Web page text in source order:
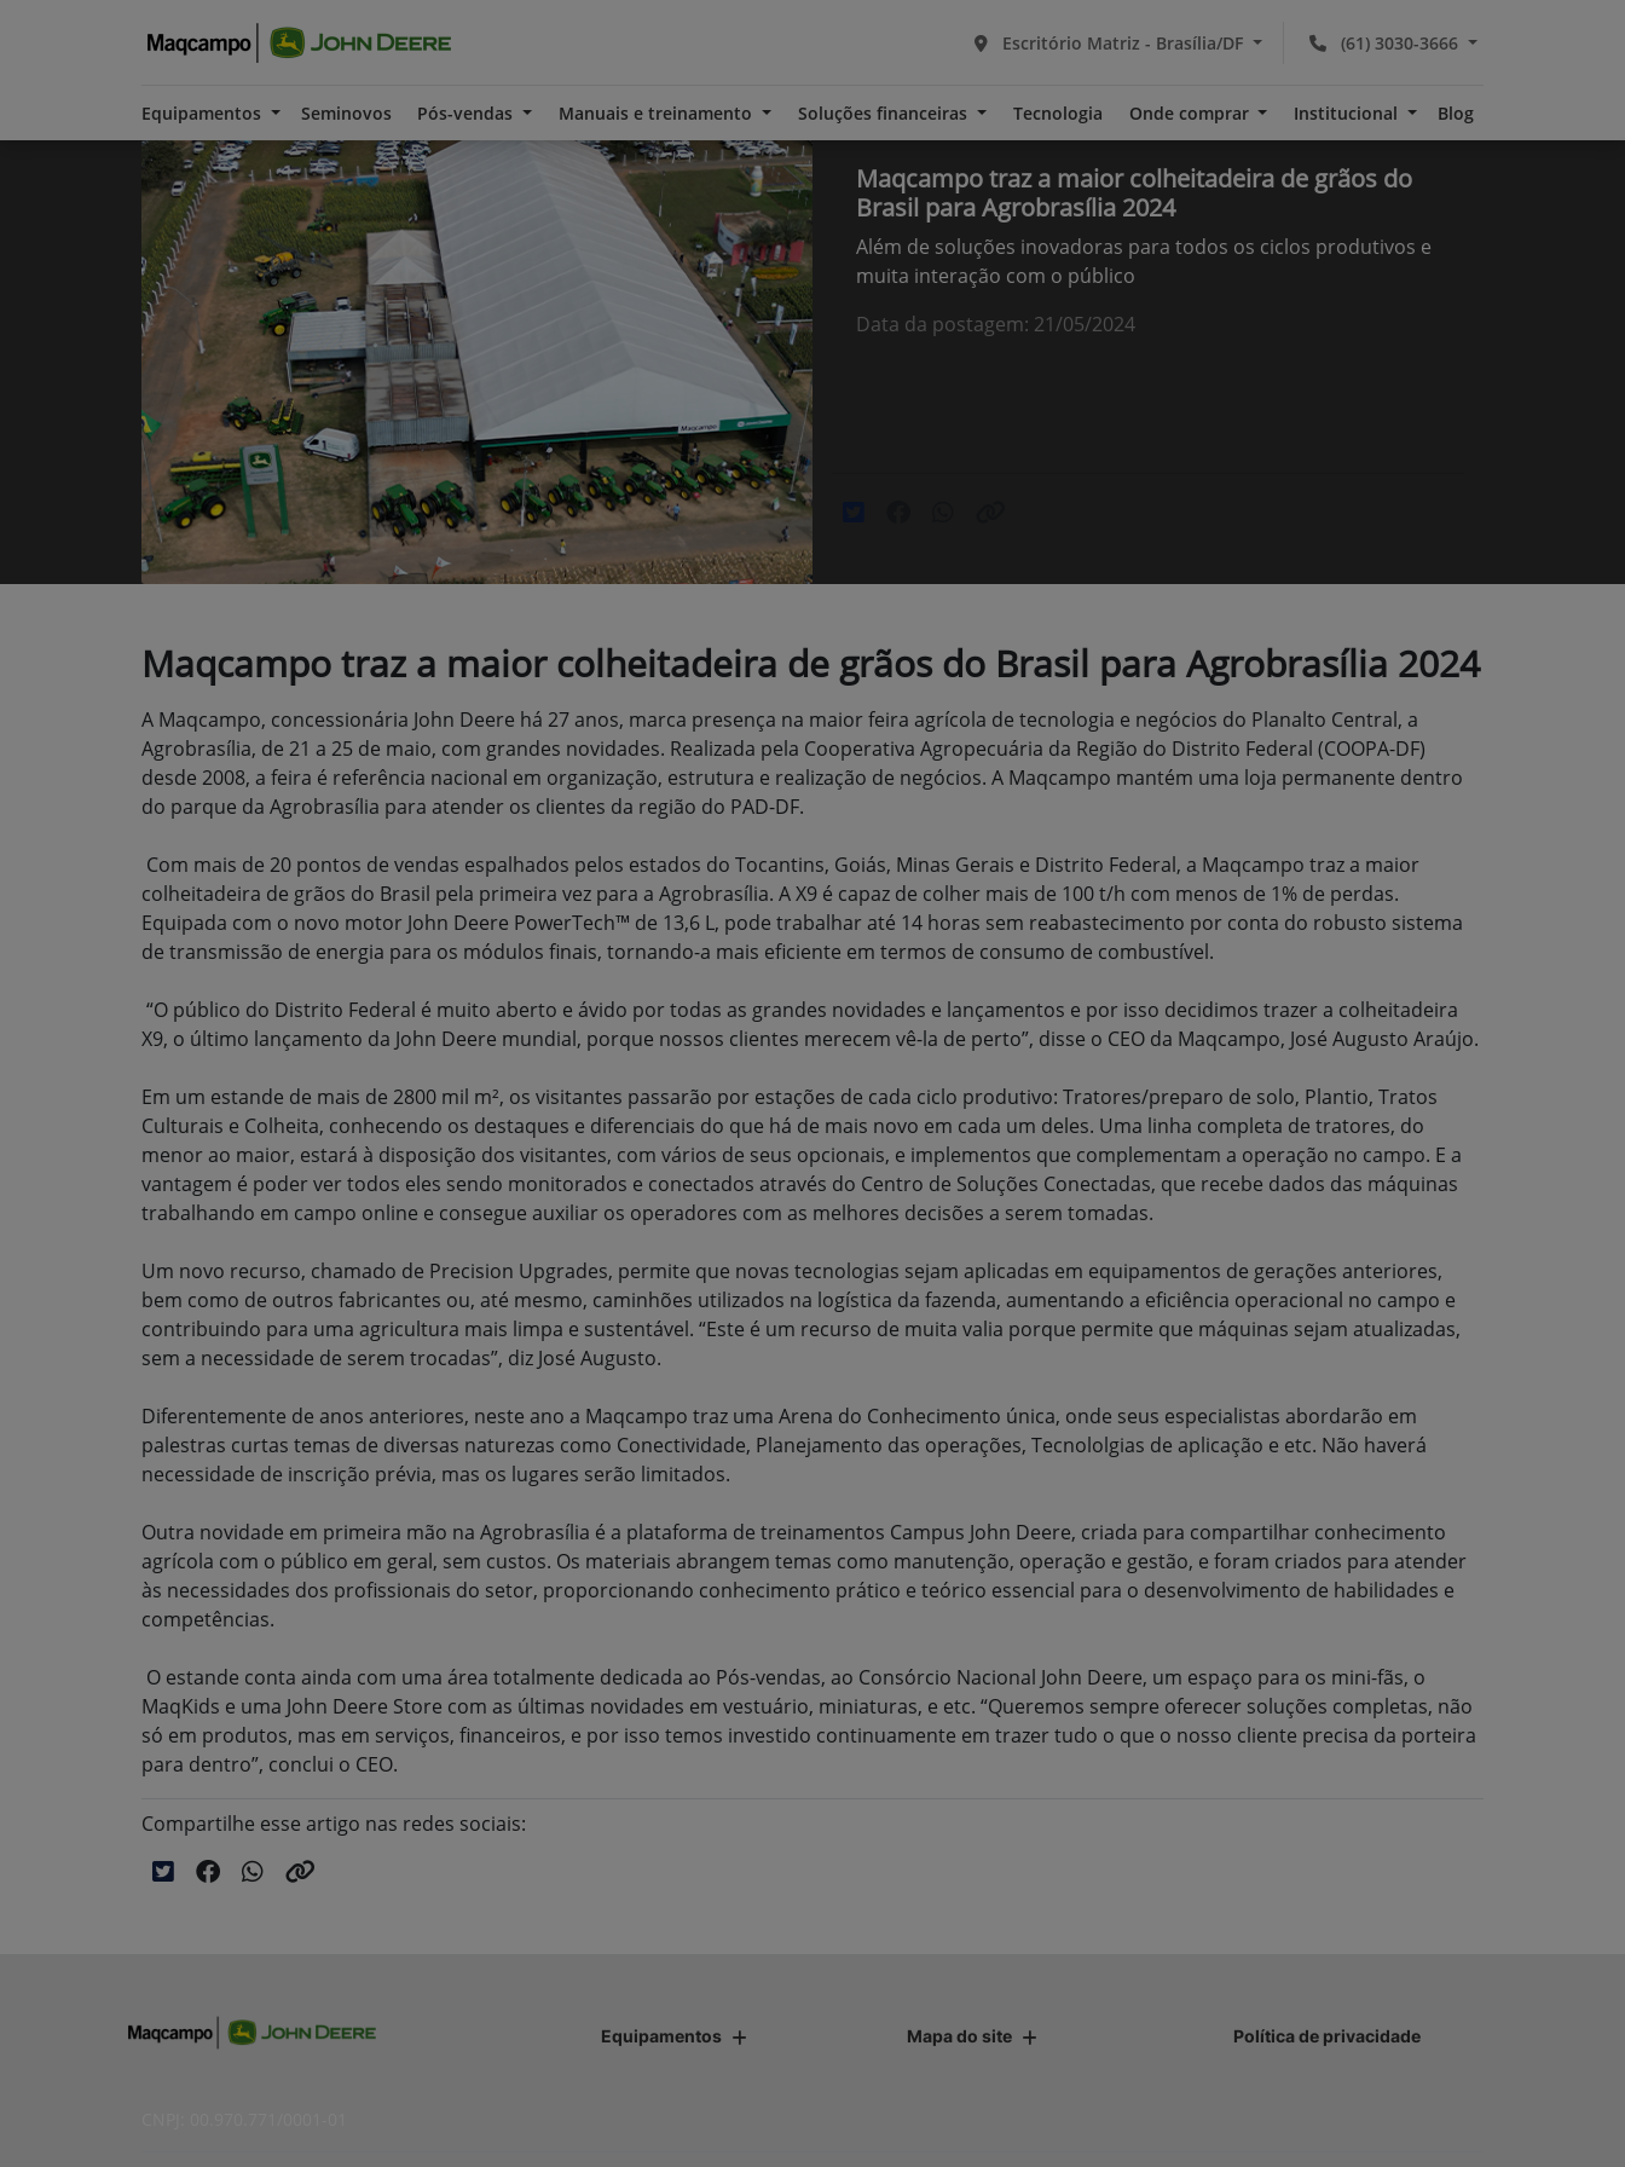
(61) 3030-3666
Escritório Matriz - Brasília/DF
Equipamentos Seminovos Pós-vendas Manuais e treinamento Soluções financeiras Tecnologia Onde comprar Institucional Blog
Maqcampo traz a maior colheitadeira de grãos do
Brasil para Agrobrasília 2024
Além de soluções inovadoras para todos os ciclos produtivos e
muita interação com o público
Data da postagem: 21/05/2024
Maqcampo traz a maior colheitadeira de grãos do Brasil para Agrobrasília 2024
A Maqcampo, concessionária John Deere há 27 anos, marca presença na maior feira agrícola de tecnologia e negócios do Planalto Central, a
Agrobrasília, de 21 a 25 de maio, com grandes novidades. Realizada pela Cooperativa Agropecuária da Região do Distrito Federal (COOPA-DF)
desde 2008, a feira é referência nacional em organização, estrutura e realização de negócios. A Maqcampo mantém uma loja permanente dentro
do parque da Agrobrasília para atender os clientes da região do PAD-DF.
Com mais de 20 pontos de vendas espalhados pelos estados do Tocantins, Goiás, Minas Gerais e Distrito Federal, a Maqcampo traz a maior
colheitadeira de grãos do Brasil pela primeira vez para a Agrobrasília. A X9 é capaz de colher mais de 100 t/h com menos de 1% de perdas.
Equipada com o novo motor John Deere PowerTech™ de 13,6 L, pode trabalhar até 14 horas sem reabastecimento por conta do robusto sistema
de transmissão de energia para os módulos finais, tornando-a mais eficiente em termos de consumo de combustível.
“O público do Distrito Federal é muito aberto e ávido por todas as grandes novidades e lançamentos e por isso decidimos trazer a colheitadeira
X9, o último lançamento da John Deere mundial, porque nossos clientes merecem vê-la de perto”, disse o CEO da Maqcampo, José Augusto Araújo.
Em um estande de mais de 2800 mil m², os visitantes passarão por estações de cada ciclo produtivo: Tratores/preparo de solo, Plantio, Tratos
Culturais e Colheita, conhecendo os destaques e diferenciais do que há de mais novo em cada um deles. Uma linha completa de tratores, do
menor ao maior, estará à disposição dos visitantes, com vários de seus opcionais, e implementos que complementam a operação no campo. E a
vantagem é poder ver todos eles sendo monitorados e conectados através do Centro de Soluções Conectadas, que recebe dados das máquinas
trabalhando em campo online e consegue auxiliar os operadores com as melhores decisões a serem tomadas.
Um novo recurso, chamado de Precision Upgrades, permite que novas tecnologias sejam aplicadas em equipamentos de gerações anteriores,
bem como de outros fabricantes ou, até mesmo, caminhões utilizados na logística da fazenda, aumentando a eficiência operacional no campo e
contribuindo para uma agricultura mais limpa e sustentável. “Este é um recurso de muita valia porque permite que máquinas sejam atualizadas,
sem a necessidade de serem trocadas”, diz José Augusto.
Diferentemente de anos anteriores, neste ano a Maqcampo traz uma Arena do Conhecimento única, onde seus especialistas abordarão em
palestras curtas temas de diversas naturezas como Conectividade, Planejamento das operações, Tecnololgias de aplicação e etc. Não haverá
necessidade de inscrição prévia, mas os lugares serão limitados.
Outra novidade em primeira mão na Agrobrasília é a plataforma de treinamentos Campus John Deere, criada para compartilhar conhecimento
agrícola com o público em geral, sem custos. Os materiais abrangem temas como manutenção, operação e gestão, e foram criados para atender
às necessidades dos profissionais do setor, proporcionando conhecimento prático e teórico essencial para o desenvolvimento de habilidades e
competências.
O estande conta ainda com uma área totalmente dedicada ao Pós-vendas, ao Consórcio Nacional John Deere, um espaço para os mini-fãs, o
MaqKids e uma John Deere Store com as últimas novidades em vestuário, miniaturas, e etc. “Queremos sempre oferecer soluções completas, não
só em produtos, mas em serviços, financeiros, e por isso temos investido continuamente em trazer tudo o que o nosso cliente precisa da porteira
para dentro”, conclui o CEO.
Compartilhe esse artigo nas redes sociais:
Equipamentos Mapa do site Política de privacidade